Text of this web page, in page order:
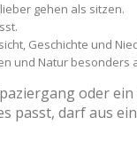
gehen als sitzen.
Geschichte und
und Natur besonders
oder
passt, darf aus